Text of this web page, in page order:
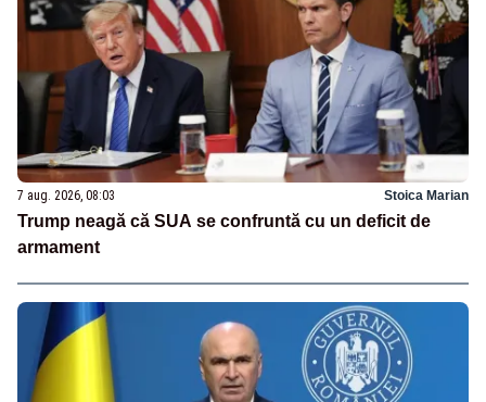
7 aug. 2026, 08:03 Stoica Marian
Trump neagă că SUA se confruntă cu un deficit de
armament